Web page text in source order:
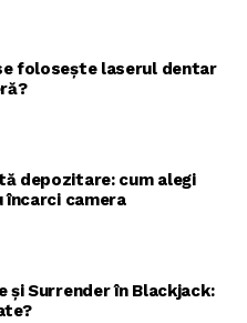
folosește laserul dentar
depozitare: cum alegi
încarci camera
și Surrender în Blackjack: